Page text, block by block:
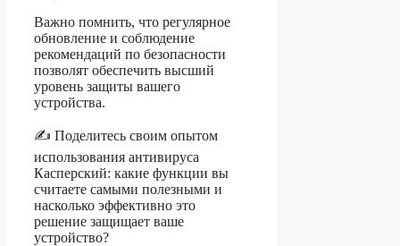
Важно помнить, что регулярное
обновление и соблюдение
рекомендаций по безопасности
позволят обеспечить высший
уровень защиты вашего
устройства.
✍️ Поделитесь своим опытом
использования антивируса
Касперский: какие функции вы
считаете самыми полезными и
насколько эффективно это
решение защищает ваше
устройство?